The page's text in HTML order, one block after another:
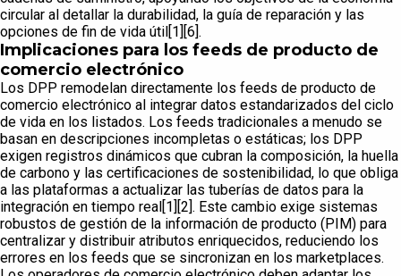
circular al detallar la durabilidad, la guía de reparación y las
opciones de fin de vida útil[1][6].
Implicaciones para los feeds de producto de
comercio electrónico
Los DPP remodelan directamente los feeds de producto de
comercio electrónico al integrar datos estandarizados del ciclo
de vida en los listados. Los feeds tradicionales a menudo se
basan en descripciones incompletas o estáticas; los DPP
exigen registros dinámicos que cubran la composición, la huella
de carbono y las certificaciones de sostenibilidad, lo que obliga
a las plataformas a actualizar las tuberías de datos para la
integración en tiempo real[1][2]. Este cambio exige sistemas
robustos de gestión de la información de producto (PIM) para
centralizar y distribuir atributos enriquecidos, reduciendo los
errores en los feeds que se sincronizan en los marketplaces.